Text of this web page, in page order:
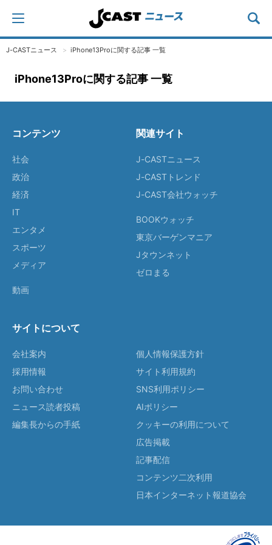
J-CASTニュース iPhone13Proに関する記事 一覧
iPhone13Proに関する記事 一覧
コンテンツ
社会
政治
経済
IT
エンタメ
スポーツ
メディア
動画
関連サイト
J-CASTニュース
J-CASTトレンド
J-CAST会社ウォッチ
BOOKウォッチ
東京バーゲンマニア
Jタウンネット
ゼロまる
サイトについて
会社案内
採用情報
お問い合わせ
ニュース読者投稿
編集長からの手紙
個人情報保護方針
サイト利用規約
SNS利用ポリシー
AIポリシー
クッキーの利用について
広告掲載
記事配信
コンテンツ二次利用
日本インターネット報道協会